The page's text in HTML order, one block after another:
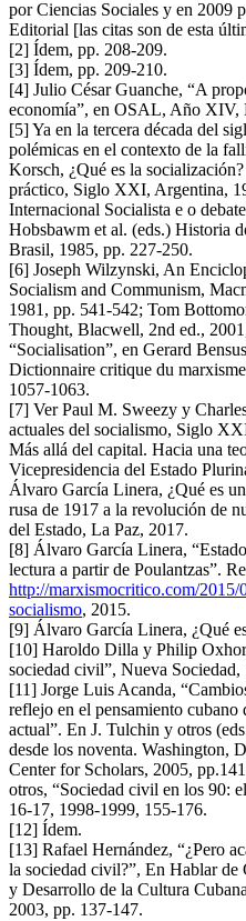
por Ciencias Sociales y en 2009
Editorial [las citas son de esta
[2] Ídem, pp. 208-209.
[3] Ídem, pp. 209-210.
[4] Julio César Guanche, “A
economía”, en OSAL, Año XIV,
[5] Ya en la tercera década del
polémicas en el contexto de la
Korsch, ¿Qué es la
práctico, Siglo XXI, Argentina,
Internacional Socialista e o
Hobsbawm et al. (eds.) Historia
Brasil, 1985, pp. 227-250.
[6] Joseph Wilzynski, An
Socialism and Communism,
1981, pp. 541-542; Tom
Thought, Blacwell, 2nd ed.,
“Socialisation”, en Gerard
Dictionnaire critique du
1057-1063.
[7] Ver Paul M. Sweezy y
actuales del socialismo, Siglo
Más allá del capital. Hacia una
Vicepresidencia del Estado
Álvaro García Linera, ¿Qué es
rusa de 1917 a la revolución de
del Estado, La Paz, 2017.
[8] Álvaro García Linera,
lectura a partir de Poulantzas”.
http://marxismocritico.com/2015/
socialismo, 2015.
[9] Álvaro García Linera, ¿Qué
[10] Haroldo Dilla y Philip
sociedad civil”, Nueva
[11] Jorge Luis Acanda,
reflejo en el pensamiento cubano
actual”. En J. Tulchin y otros
desde los noventa. Washington,
Center for Scholars, 2005,
otros, “Sociedad civil en los 90:
16-17, 1998-1999, 155-176.
[12] Ídem.
[13] Rafael Hernández, “¿Pero
la sociedad civil?”, En Hablar
y Desarrollo de la Cultura
2003, pp. 137-147.